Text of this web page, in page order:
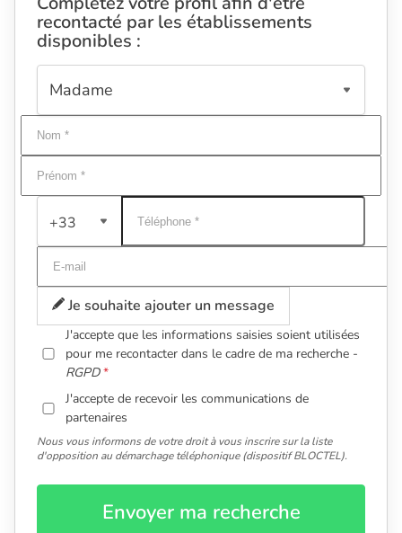
recontacté par les établissements
disponibles :
+33
Je souhaite ajouter un message
J'accepte que les informations saisies soient utilisées
pour me recontacter dans le cadre de ma recherche -
RGPD
J'accepte de recevoir les communications de
partenaires
Nous vous informons de votre droit à vous inscrire sur la liste
d'opposition au démarchage téléphonique (dispositif BLOCTEL).
Envoyer ma recherche